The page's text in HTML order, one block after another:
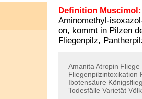
Definition Muscimol:
Aminomethyl-
on, kommt in Pilzen
Fliegenpilz,
Amanita Atropin Fliege
Fliegenpilzintoxikation
Ibotensäure
Todesfälle Varietät